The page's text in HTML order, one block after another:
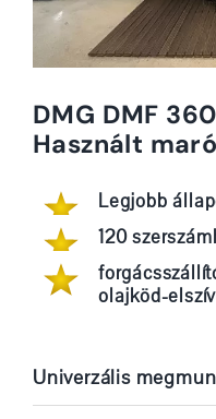
DMG DMF
Használt
Legjobb
120
olajköd-
Univerzális